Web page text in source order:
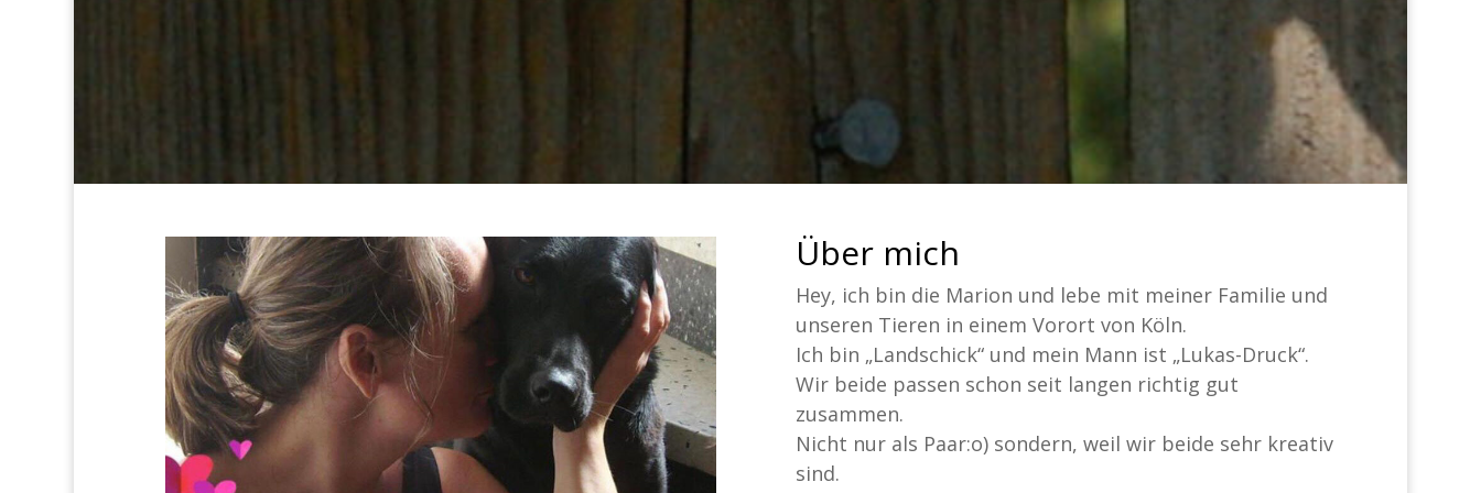
Über mich
Hey, ich bin die Marion und lebe mit meiner Familie und
unseren Tieren in einem Vorort von Köln.
Ich bin „Landschick“ und mein Mann ist „Lukas-Druck“.
Wir beide passen schon seit langen richtig gut
zusammen.
Nicht nur als Paar:o) sondern, weil wir beide sehr kreativ
sind.